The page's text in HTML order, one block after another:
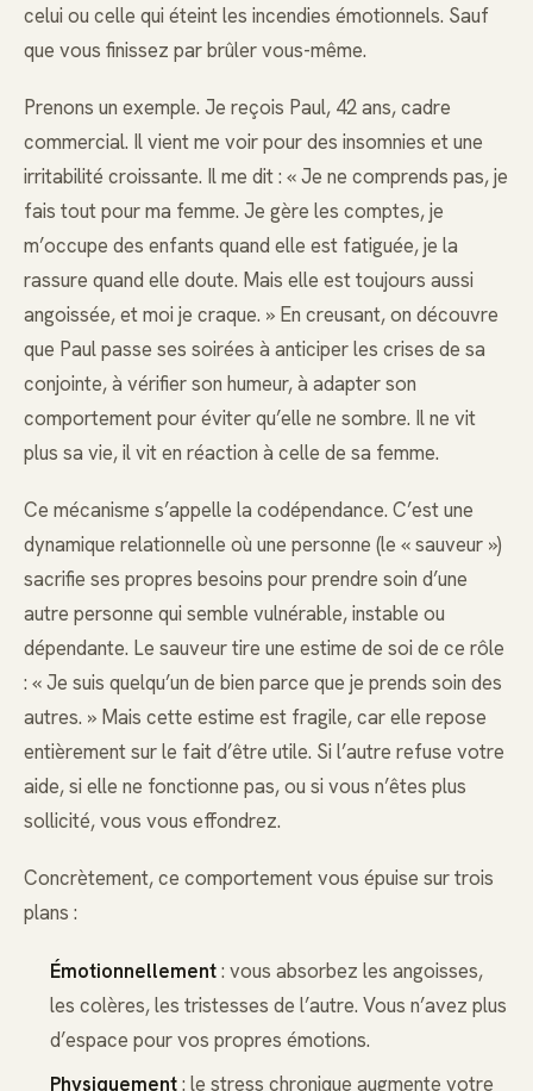
celui ou celle qui éteint les incendies émotionnels. Sauf
que vous finissez par brûler vous-même.
Prenons un exemple. Je reçois Paul, 42 ans, cadre
commercial. Il vient me voir pour des insomnies et une
irritabilité croissante. Il me dit : « Je ne comprends pas, je
fais tout pour ma femme. Je gère les comptes, je
m’occupe des enfants quand elle est fatiguée, je la
rassure quand elle doute. Mais elle est toujours aussi
angoissée, et moi je craque. » En creusant, on découvre
que Paul passe ses soirées à anticiper les crises de sa
conjointe, à vérifier son humeur, à adapter son
comportement pour éviter qu’elle ne sombre. Il ne vit
plus sa vie, il vit en réaction à celle de sa femme.
Ce mécanisme s’appelle la codépendance. C’est une
dynamique relationnelle où une personne (le « sauveur »)
sacrifie ses propres besoins pour prendre soin d’une
autre personne qui semble vulnérable, instable ou
dépendante. Le sauveur tire une estime de soi de ce rôle
: « Je suis quelqu’un de bien parce que je prends soin des
autres. » Mais cette estime est fragile, car elle repose
entièrement sur le fait d’être utile. Si l’autre refuse votre
aide, si elle ne fonctionne pas, ou si vous n’êtes plus
sollicité, vous vous effondrez.
Concrètement, ce comportement vous épuise sur trois
plans :
Émotionnellement: vous absorbez les angoisses,
les colères, les tristesses de l’autre. Vous n’avez plus
d’espace pour vos propres émotions.
Physiquement: le stress chronique augmente votre